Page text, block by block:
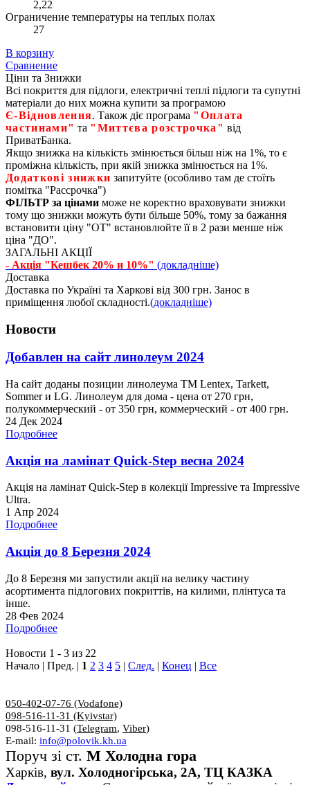
2,22
Ограничение температуры на теплых полах
27
В корзину
Сравнение
Ціни та Знижки
Всі покриття для підлоги, електричні теплі підлоги та супутні
матеріали до них можна купити за програмою
Є‑Відновлення. Також діє програма "Оплата
частинами" та "Миттєва розстрочка" від
ПриватБанка.
Якщо знижка на кількість змінюється більш ніж на 1%, то є
проміжна кількість, при якій знижка змінюється на 1%.
Додаткові знижки запитуйте (особливо там де стоїть
помітка "Рассрочка")
ФІЛЬТР за цінами може не коректно враховувати знижки
тому що знижки можуть бути більше 50%, тому за бажання
встановити ціну "ОТ" встановлюйте її в 2 рази менше ніж
ціна "ДО".
ЗАГАЛЬНІ АКЦІЇ
- Акція "Кешбек 20% и 10%" (докладніше)
Доставка
Доставка по Україні та Харкові від 300 грн. Занос в
приміщення любої складності.(докладніше)
Новости
Добавлен на сайт линолеум 2024
На сайт доданы позиции линолеума ТМ Lentex, Tarkett,
Sommer и LG. Линолеум для дома - цена от 270 грн,
полукоммерческий - от 350 грн, коммерческий - от 400 грн.
24 Дек 2024
Подробнее
Акція на ламінат Quick-Step весна 2024
Акція на ламінат Quick-Step в колекції Impressive та Impressive
Ultra.
1 Апр 2024
Подробнее
Акція до 8 Березня 2024
До 8 Березня ми запустили акції на велику частину
асортимента підлогових покриттів, на килими, плінтуса та
інше.
28 Фев 2024
Подробнее
Новости 1 - 3 из 22
Начало | Пред. | 1 2 3 4 5 | След. | Конец | Все
050-402-07-76 (Vodafone)
098-516-11-31 (Kyivstar)
098-516-11-31 (Telegram, Viber)
E-mail: info@polovik.kh.ua
Поруч зі ст. М Холодна гора
Харків, вул. Холодногірська, 2А, ТЦ КАЗКА